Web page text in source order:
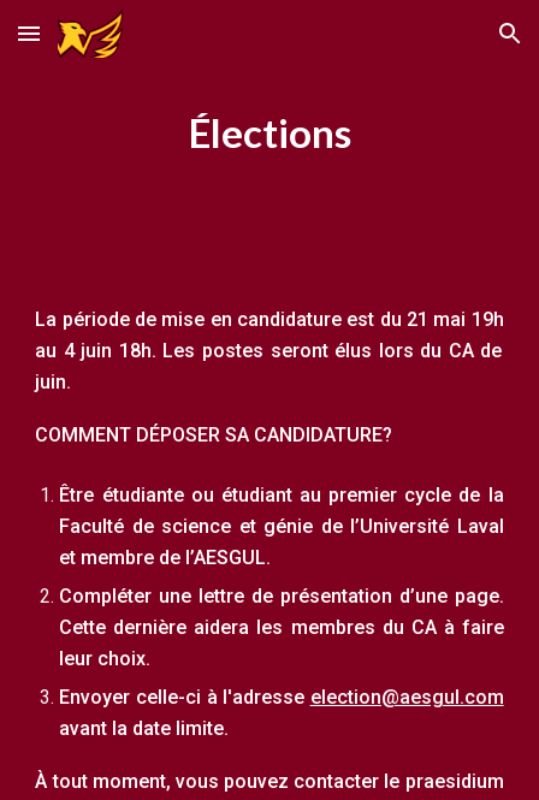
Skip to main content Skip to navigation
Élections
La période de mise en candidature est du 21 mai 19h
au 4 juin 18h. Les postes seront élus lors du CA de
juin.
COMMENT DÉPOSER SA CANDIDATURE?
Être étudiante ou étudiant au premier cycle de la
Faculté de science et génie de l’Université Laval
et membre de l’AESGUL.
Compléter une lettre de présentation d’une page.
Cette dernière aidera les membres du CA à faire
leur choix.
Envoyer celle-ci à l'adresse election@aesgul.com
avant la date limite.
À tout moment, vous pouvez contacter le praesidium